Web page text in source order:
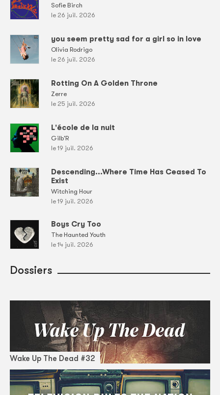
Sofie Birch
le 26 juil. 2026
you seem pretty sad for a girl so in love
Olivia Rodrigo
le 26 juil. 2026
Rotting On A Golden Throne
Zerre
le 25 juil. 2026
L'école de la nuit
Gilb'R
le 19 juil. 2026
Descending...Where Time Has Ceased To
Exist
Witching Hour
le 19 juil. 2026
Boys Cry Too
The Haunted Youth
le 14 juil. 2026
Dossiers
Wake Up The Dead #32